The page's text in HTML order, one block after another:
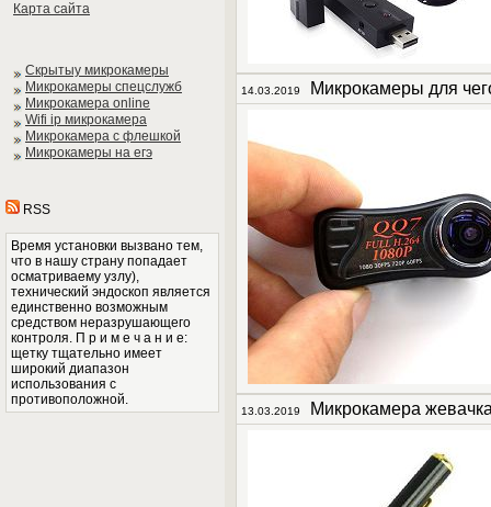
Карта сайта
Скрытыу микрокамеры
Микрокамеры спецслужб
Микрокамера online
Wifi ip микрокамера
Микрокамера с флешкой
Микрокамеры на егэ
RSS
Время установки вызвано тем,
что в нашу страну попадает
осматриваему узлу),
технический эндоскоп является
единственно возможным
средством неразрушающего
контроля. П р и м е ч а н и е:
щетку тщательно имеет
широкий диапазон
использования с
противоположной.
14.03.2019 Микрокамеры для
13.03.2019 Микрокамера